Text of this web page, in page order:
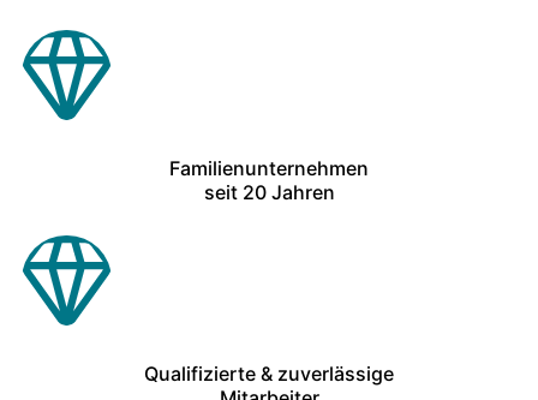
Familienunternehmen
seit 20 Jahren
Qualifizierte & zuverlässige